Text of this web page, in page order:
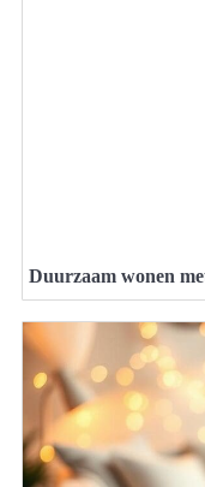
Duurzaam wonen